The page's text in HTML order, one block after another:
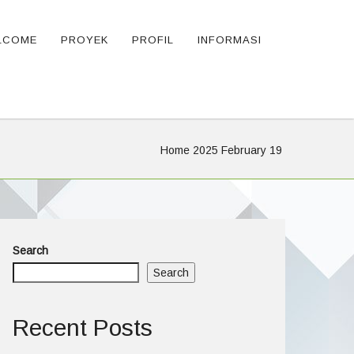
PROYEK PROFIL INFORMASI
Home 2025 February 19
Search
Search
Recent Posts